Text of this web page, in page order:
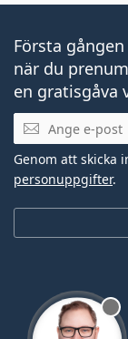
Första
när du
en gratisgåva
Mejladress
Genom att skicka
personuppgifter.